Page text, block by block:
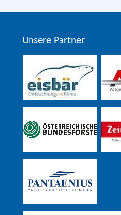
Unsere Partner